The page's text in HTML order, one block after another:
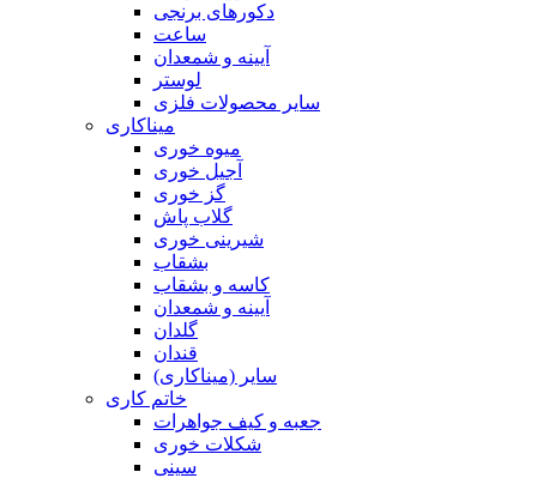
دکورهای برنجی
ساعت
آیینه و شمعدان
لوستر
سایر محصولات فلزی
میناکاری
میوه خوری
آجیل خوری
گز خوری
گلاب پاش
شیرینی خوری
بشقاب
کاسه و بشقاب
آیینه و شمعدان
گلدان
قندان
سایر (میناکاری)
خاتم کاری
جعبه و کیف جواهرات
شکلات خوری
سینی